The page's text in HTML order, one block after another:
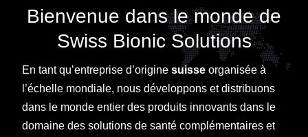
Bienvenue dans le monde de
Swiss Bionic Solutions
En tant qu’entreprise d’origine suisse organisée à
l’échelle mondiale, nous développons et distribuons
dans le monde entier des produits innovants dans le
domaine des solutions de santé complémentaires et